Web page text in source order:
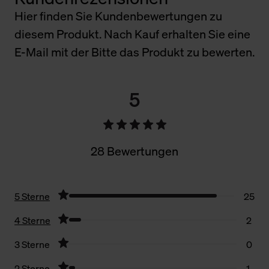
Hier finden Sie Kundenbewertungen zu
diesem Produkt. Nach Kauf erhalten Sie eine
E-Mail mit der Bitte das Produkt zu bewerten.
5
28 Bewertungen
5 Sterne
25
4 Sterne
2
3 Sterne
0